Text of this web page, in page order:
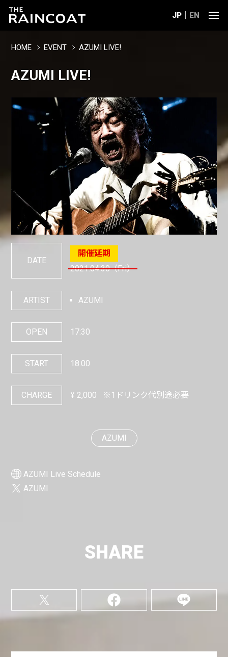
JP EN
HOME EVENT AZUMI LIVE!
AZUMI LIVE!
DATE
2021.04.30（Fri）
ARTIST AZUMI
OPEN 17:30
START 18:00
CHARGE ¥ 2,000 ※1ドリンク代別途必要
AZUMI
AZUMI Live Schedule
AZUMI
SHARE